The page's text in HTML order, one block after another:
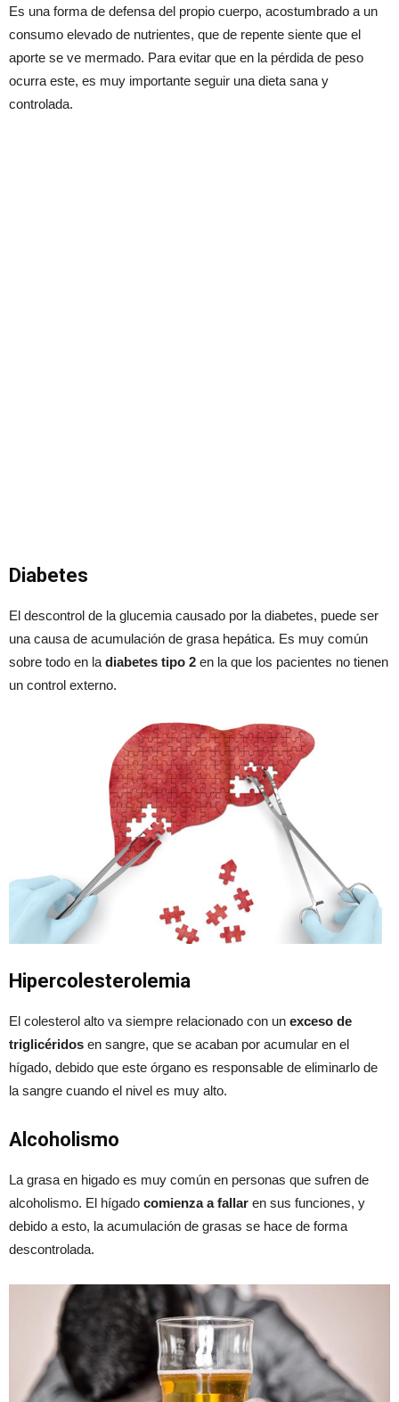
Es una forma de defensa del propio cuerpo, acostumbrado a un
consumo elevado de nutrientes, que de repente siente que el
aporte se ve mermado. Para evitar que en la pérdida de peso
ocurra este, es muy importante seguir una dieta sana y
controlada.
Diabetes
El descontrol de la glucemia causado por la diabetes, puede ser
una causa de acumulación de grasa hepática. Es muy común
sobre todo en la diabetes tipo 2 en la que los pacientes no tienen
un control externo.
Hipercolesterolemia
El colesterol alto va siempre relacionado con un exceso de
triglicéridos en sangre, que se acaban por acumular en el
hígado, debido que este órgano es responsable de eliminarlo de
la sangre cuando el nivel es muy alto.
Alcoholismo
La grasa en higado es muy común en personas que sufren de
alcoholismo. El hígado comienza a fallar en sus funciones, y
debido a esto, la acumulación de grasas se hace de forma
descontrolada.